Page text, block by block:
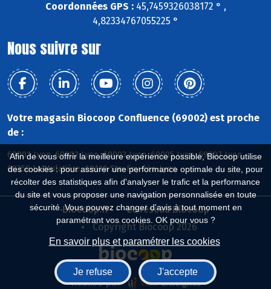
Afin de vous offrir la meilleure expérience possible, Biocoop utilise
des cookies : pour assurer une performance optimale du site, pour
récolter des statistiques afin d'analyser le trafic et la performance
du site et vous proposer une navigation personnalisée en toute
sécurité. Vous pouvez changer d'avis à tout moment en
paramétrant vos cookies. OK pour vous ?
En savoir plus et paramétrer les cookies
Je refuse J'accepte
Coordonnées GPS :45,7459326038172 ° ,
4,82334767055225 °
Nous suivre sur
Votre magasin Biocoop Confluence (69002) est proche
de :
69001 Lyon, 69002 Lyon, 69003 Lyon, 69005 Lyon, 69007 Lyon,
69350 La Mulatière, 69110 Ste-Foy-lès-Lyon
Biocoop.fr
Le réseau Biocoop
Copyright Biocoop 2026
Réalisé par